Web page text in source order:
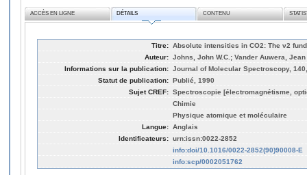
ACCÈS EN LIGNE DÉTAILS CONTENU
Titre: Absolute intensities in CO2: The ν2
Auteur: Johns, John W.C.; Vander Auwera, Jean
Informations sur la publication: Journal of Molecular Spectroscopy,
Statut de publication: Publié, 1990
Sujet CREF: Spectroscopie [électromagnétisme,
Chimie
Physique atomique et moléculaire
Langue: Anglais
Identificateurs: urn:issn:0022-2852
info:doi/10.1016/0022-2852(90)90008-E
info:scp/0002051762